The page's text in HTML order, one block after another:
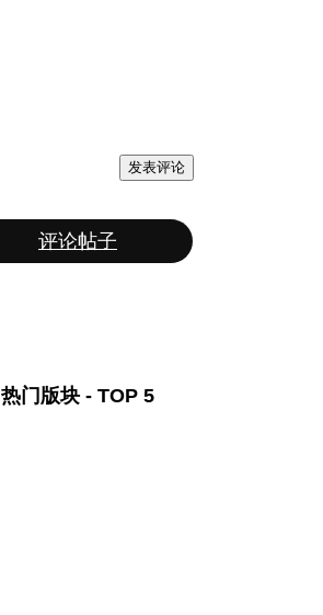
发表评论
评论帖子
热门版块 - TOP 5